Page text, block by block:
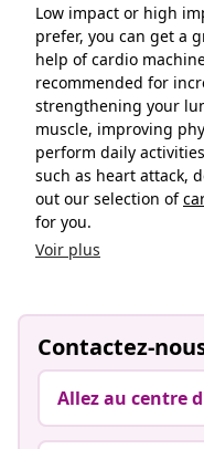
Low impact or high
prefer, you can get a
help of cardio
recommended for
strengthening your
muscle, improving
perform daily
such as heart attack,
out our selection of
for you.
Voir plus
Contactez-
Allez au centre